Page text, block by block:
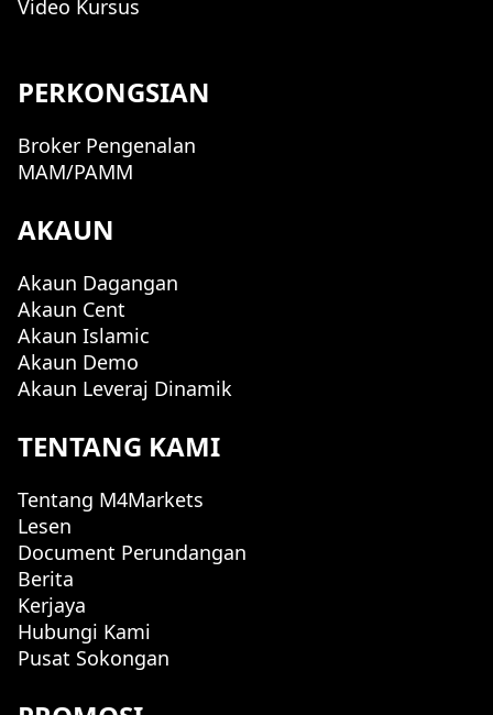
Video Kursus
PERKONGSIAN
Broker Pengenalan
MAM/PAMM
AKAUN
Akaun Dagangan
Akaun Cent
Akaun Islamic
Akaun Demo
Akaun Leveraj Dinamik
TENTANG KAMI
Tentang M4Markets
Lesen
Document Perundangan
Berita
Kerjaya
Hubungi Kami
Pusat Sokongan